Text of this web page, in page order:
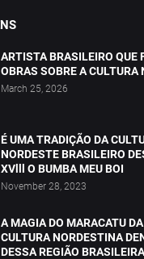
ARTISTA BRASILEIRO QUE
OBRAS SOBRE A CULTURA
March 25, 2026
É UMA TRADIÇÃO DA
NORDESTE BRASILEIRO
XVlll O BUMBA MEU BOI
November 28, 2023
A MAGIA DO MARACATU
CULTURA NORDESTINA
DESSA REGIÃO